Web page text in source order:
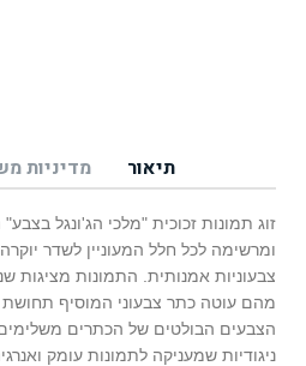
תיאור מדיניות
זוג תמונות זכוכית "מלכי הג'ונגל
ומרשימה לכל חלל המעוניין לשדר
צבעוניות אמנותית. התמונות מציגות
מהם עוטה כתר צבעוני המוסיף תחושת
הצבעים הבולטים של הכתרים
ניגודיות שמעניקה לתמונות עומק